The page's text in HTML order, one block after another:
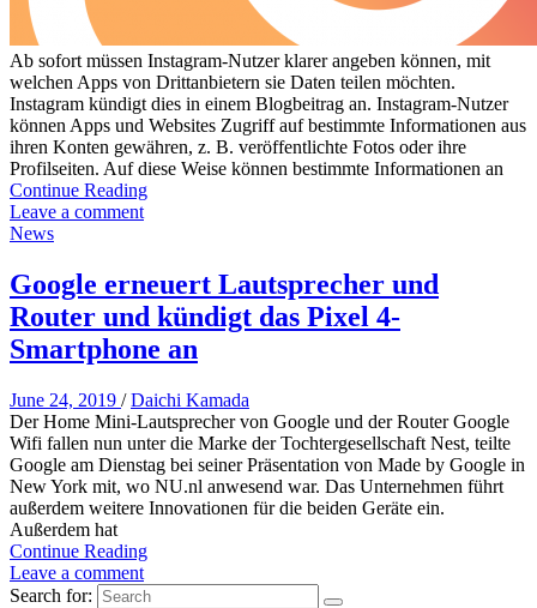
Ab sofort müssen Instagram-Nutzer klarer angeben können, mit
welchen Apps von Drittanbietern sie Daten teilen möchten.
Instagram kündigt dies in einem Blogbeitrag an. Instagram-Nutzer
können Apps und Websites Zugriff auf bestimmte Informationen aus
ihren Konten gewähren, z. B. veröffentlichte Fotos oder ihre
Profilseiten. Auf diese Weise können bestimmte Informationen an
Continue Reading
Leave a comment
News
Google erneuert Lautsprecher und
Router und kündigt das Pixel 4-
Smartphone an
June 24, 2019 /Daichi Kamada
Der Home Mini-Lautsprecher von Google und der Router Google
Wifi fallen nun unter die Marke der Tochtergesellschaft Nest, teilte
Google am Dienstag bei seiner Präsentation von Made by Google in
New York mit, wo NU.nl anwesend war. Das Unternehmen führt
außerdem weitere Innovationen für die beiden Geräte ein.
Außerdem hat
Continue Reading
Leave a comment
Search for: